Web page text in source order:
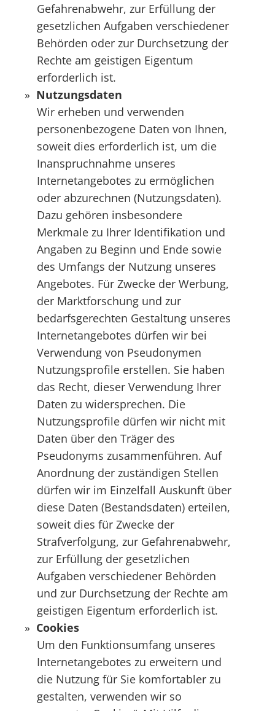
Gefahrenabwehr, zur Erfüllung der
gesetzlichen Aufgaben verschiedener
Behörden oder zur Durchsetzung der
Rechte am geistigen Eigentum
erforderlich ist.
Nutzungsdaten
Wir erheben und verwenden
personenbezogene Daten von Ihnen,
soweit dies erforderlich ist, um die
Inanspruchnahme unseres
Internetangebotes zu ermöglichen
oder abzurechnen (Nutzungsdaten).
Dazu gehören insbesondere
Merkmale zu Ihrer Identifikation und
Angaben zu Beginn und Ende sowie
des Umfangs der Nutzung unseres
Angebotes. Für Zwecke der Werbung,
der Marktforschung und zur
bedarfsgerechten Gestaltung unseres
Internetangebotes dürfen wir bei
Verwendung von Pseudonymen
Nutzungsprofile erstellen. Sie haben
das Recht, dieser Verwendung Ihrer
Daten zu widersprechen. Die
Nutzungsprofile dürfen wir nicht mit
Daten über den Träger des
Pseudonyms zusammenführen. Auf
Anordnung der zuständigen Stellen
dürfen wir im Einzelfall Auskunft über
diese Daten (Bestandsdaten) erteilen,
soweit dies für Zwecke der
Strafverfolgung, zur Gefahrenabwehr,
zur Erfüllung der gesetzlichen
Aufgaben verschiedener Behörden
und zur Durchsetzung der Rechte am
geistigen Eigentum erforderlich ist.
Cookies
Um den Funktionsumfang unseres
Internetangebotes zu erweitern und
die Nutzung für Sie komfortabler zu
gestalten, verwenden wir so